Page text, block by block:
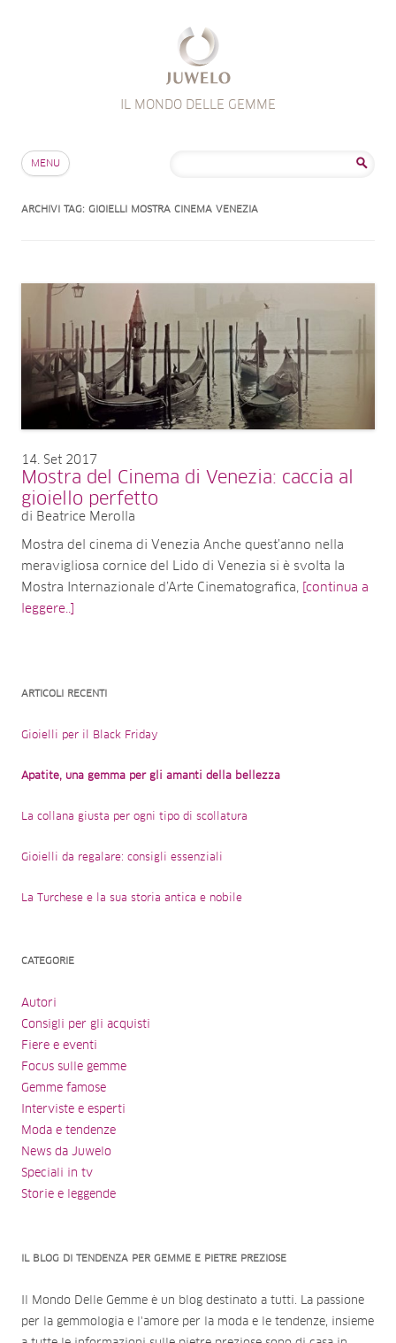
IL MONDO DELLE GEMME
MENU
ARCHIVI TAG: GIOIELLI MOSTRA CINEMA VENEZIA
14 Set 2017
Mostra del Cinema di Venezia: caccia al
gioiello perfetto
di Beatrice Merolla
Mostra del cinema di Venezia Anche quest’anno nella
meravigliosa cornice del Lido di Venezia si è svolta la
Mostra Internazionale d’Arte Cinematografica, [continua a
leggere..]
ARTICOLI RECENTI
Gioielli per il Black Friday
Apatite, una gemma per gli amanti della bellezza
La collana giusta per ogni tipo di scollatura
Gioielli da regalare: consigli essenziali
La Turchese e la sua storia antica e nobile
CATEGORIE
Autori
Consigli per gli acquisti
Fiere e eventi
Focus sulle gemme
Gemme famose
Interviste e esperti
Moda e tendenze
News da Juwelo
Speciali in tv
Storie e leggende
IL BLOG DI TENDENZA PER GEMME E PIETRE PREZIOSE
Il Mondo Delle Gemme è un blog destinato a tutti. La passione
per la gemmologia e l'amore per la moda e le tendenze, insieme